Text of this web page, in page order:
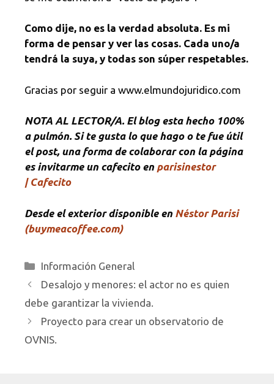
Como dije, no es la verdad absoluta. Es mi
forma de pensar y ver las cosas. Cada uno/a
tendrá la suya, y todas son súper respetables.
Gracias por seguir a www.elmundojuridico.com
NOTA AL LECTOR/A. El blog esta hecho 100%
a pulmón. Si te gusta lo que hago o te fue útil
el post, una forma de colaborar con la página
es invitarme un cafecito en parisinestor
| Cafecito
Desde el exterior disponible en Néstor Parisi
(buymeacoffee.com)
Categorías
Información General
Desalojo y menores: el actor no es quien
debe garantizar la vivienda.
Proyecto para crear un observatorio de
OVNIS.